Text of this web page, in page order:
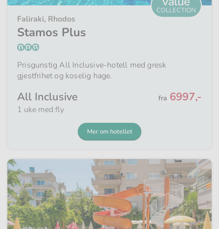
COLLECTION
Faliraki, Rhodos
Stamos Plus
Prisgunstig All Inclusive-hotell med gresk
gjestfrihet og koselig hage.
All Inclusive Fra
fra 6997,-
1 uke med fly
Mer om hotellet